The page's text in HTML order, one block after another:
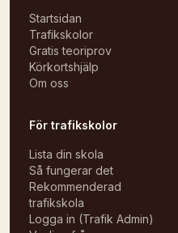
Startsidan
Trafikskolor
Gratis teoriprov
Körkortshjälp
Om oss
För trafikskolor
Lista din skola
Så fungerar det
Rekommenderad
trafikskola
Logga in (Trafik Admin)